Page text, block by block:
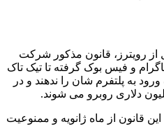
رویترز، قانون مذکور شرکت
و فیس بوک گرفته تا تیک تاک
به پلتفرم شان را ندهند و در
قانون از ماه ژانویه و ممنوعیت